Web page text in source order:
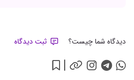
دیدگاه شما چیست؟ ثبت دیدگاه